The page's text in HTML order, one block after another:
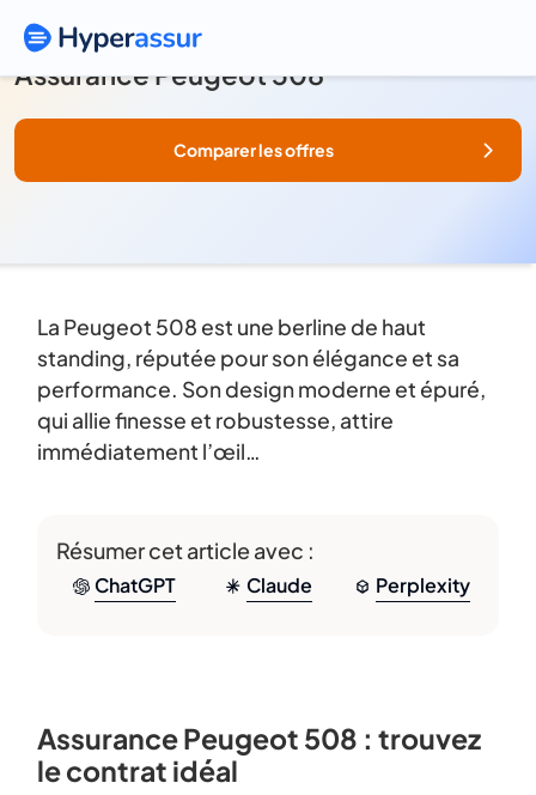
Assurance Peugeot 508
Comparer les offres
La Peugeot 508 est une berline de haut
standing, réputée pour son élégance et sa
performance. Son design moderne et épuré,
qui allie finesse et robustesse, attire
immédiatement l’œil…
Résumer cet article avec :
ChatGPT Claude Perplexity
Assurance Peugeot 508 : trouvez
le contrat idéal